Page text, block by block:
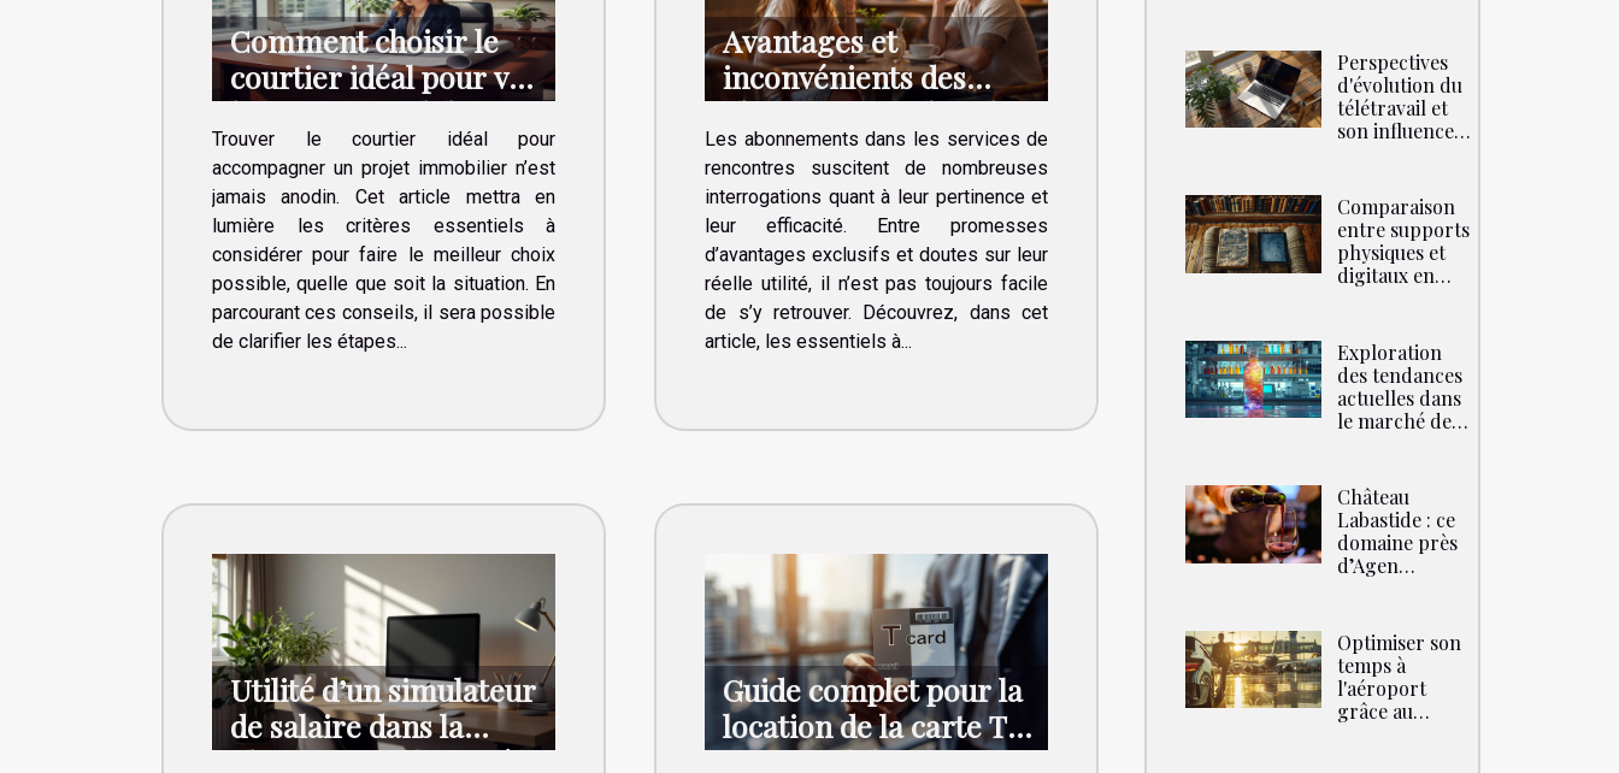
Comment choisir le
courtier idéal pour vos
besoins immobiliers ?
Trouver le courtier idéal pour
accompagner un projet immobilier n’est
jamais anodin. Cet article mettra en
lumière les critères essentiels à
considérer pour faire le meilleur choix
possible, quelle que soit la situation. En
parcourant ces conseils, il sera possible
de clarifier les étapes...
Avantages et
inconvénients des
abonnements dans les
services de rencontres
Les abonnements dans les services de
rencontres suscitent de nombreuses
interrogations quant à leur pertinence et
leur efficacité. Entre promesses
d’avantages exclusifs et doutes sur leur
réelle utilité, il n’est pas toujours facile
de s’y retrouver. Découvrez, dans cet
article, les essentiels à...
Utilité d’un simulateur
de salaire dans la
planification financière
Guide complet pour la
location de la carte T
en immobilier
Perspectives
d'évolution du
télétravail et
son influence
Comparaison
entre supports
physiques et
digitaux en
Exploration
des tendances
actuelles dans
le marché de
liquides
Château
Labastide : ce
domaine près
d’Agen
avril 2025 !
Optimiser son
temps à
l'aéroport
grâce au